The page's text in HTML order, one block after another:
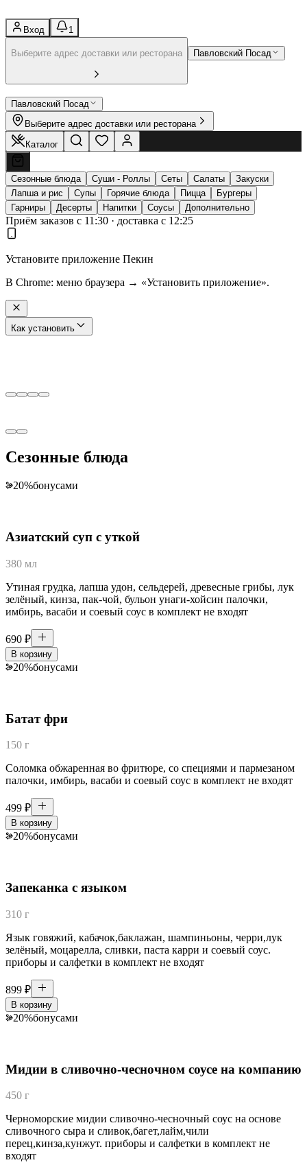
Вход 1
Выберите адрес доставки или ресторана Павловский Посад
Павловский Посад
Выберите адрес доставки или ресторана
Каталог
Сезонные блюда Суши - Роллы Сеты Салаты
Закуски
Лапша и рис
Супы Горячие блюда Пицца
Бургеры
Гарниры
Десерты Напитки Соусы Дополнительно
Приём заказов с 11:30 · доставка с 12:25
Установите приложение Пекин
В Chrome: меню браузера → «Установить приложение».
Как установить
Сезонные блюда
20%бонусами
Азиатский суп с уткой
380 мл
Утиная грудка, лапша удон, сельдерей, древесные грибы, лук
зелёный, кинза, пак-чой, бульон унаги-хойсин палочки,
имбирь, васаби и соевый соус в комплект не входят
690 ₽
В корзину
20%бонусами
Батат фри
150 г
Соломка обжаренная во фритюре, со специями и пармезаном
палочки, имбирь, васаби и соевый соус в комплект не входят
499 ₽
В корзину
20%бонусами
Запеканка с языком
310 г
Язык говяжий, кабачок,баклажан, шампиньоны, черри,лук
зелёный, моцарелла, сливки, паста карри и соевый соус.
приборы и салфетки в комплект не входят
899 ₽
В корзину
20%бонусами
Мидии в сливочно-чесночном соусе на компанию
450 г
Черноморские мидии сливочно-чесночный соус на основе
сливочного сыра и сливок,багет,лайм,чили
перец,кинза,кунжут. приборы и салфетки в комплект не
входят